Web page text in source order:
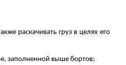
раскачивать груз в целях его
заполненной выше бортов;